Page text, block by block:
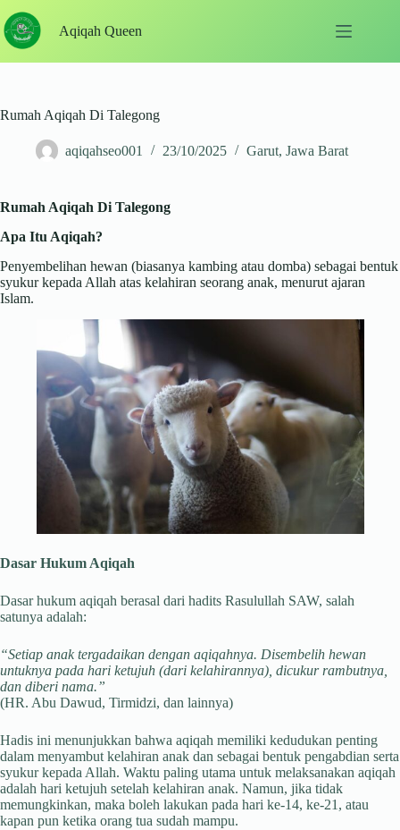
to
content
Aqiqah Queen
Rumah Aqiqah Di Talegong
aqiqahseo001 23/10/2025 Garut, Jawa Barat
Rumah Aqiqah Di Talegong
Apa Itu Aqiqah?
Penyembelihan hewan (biasanya kambing atau domba) sebagai bentuk
syukur kepada Allah atas kelahiran seorang anak, menurut ajaran
Islam.
Dasar Hukum Aqiqah
Dasar hukum aqiqah berasal dari hadits Rasulullah SAW, salah
satunya adalah:
“Setiap anak tergadaikan dengan aqiqahnya. Disembelih hewan
untuknya pada hari ketujuh (dari kelahirannya), dicukur rambutnya,
dan diberi nama.”
(HR. Abu Dawud, Tirmidzi, dan lainnya)
Hadis ini menunjukkan bahwa aqiqah memiliki kedudukan penting
dalam menyambut kelahiran anak dan sebagai bentuk pengabdian serta
syukur kepada Allah. Waktu paling utama untuk melaksanakan aqiqah
adalah hari ketujuh setelah kelahiran anak. Namun, jika tidak
memungkinkan, maka boleh lakukan pada hari ke-14, ke-21, atau
kapan pun ketika orang tua sudah mampu.